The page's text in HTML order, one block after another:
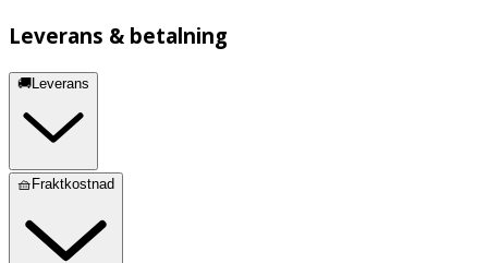
Leverans & betalning
🚚Leverans
🧺Fraktkostnad